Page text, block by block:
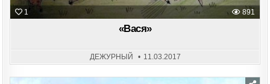
1 891
«Вася»
ДЕЖУРНЫЙ 11.03.2017